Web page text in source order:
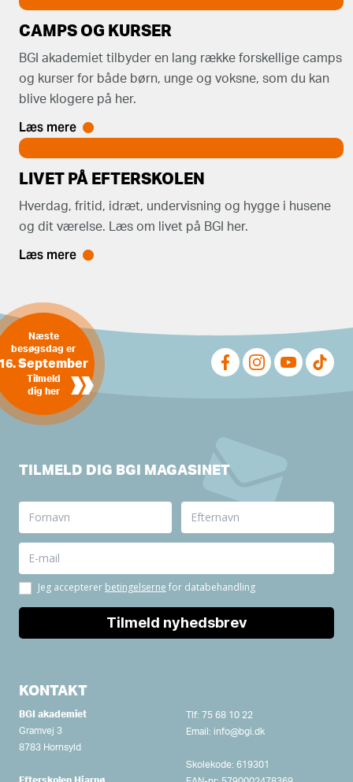
CAMPS OG KURSER
BGI akademiet tilbyder en lang række forskellige camps
og kurser for både børn, unge og voksne, som du kan
blive klogere på her.
Læs mere
LIVET PÅ EFTERSKOLEN
Hverdag, fritid, idræt, undervisning og hygge i husene
og dit værelse. Læs om livet på BGI her.
Læs mere
»
Næste
besøgsdag er
September
Tilmeld
dig her
KONTAKT
BGI akademiet
Gramvej 3
8783 Hornsyld
Tlf: 75 68 10 22
Email: info@bgi.dk
Skolekode: 619301
TILMELD DIG BGI MAGASINET